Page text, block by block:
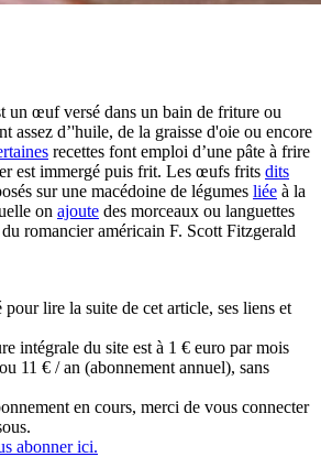
œuf versé dans un bain de friture ou
assez d’'huile, de la graisse d'oie ou encore
recettes font emploi d’une pâte à frire
est immergé puis frit. Les œufs frits dits
sur une macédoine de légumes liée à la
on ajoute des morceaux ou languettes
romancier américain F. Scott Fitzgerald
pour lire la suite de cet article, ses liens et
intégrale du site est à 1 € euro par mois
11 € / an (abonnement annuel), sans
en cours, merci de vous connecter
abonner ici.